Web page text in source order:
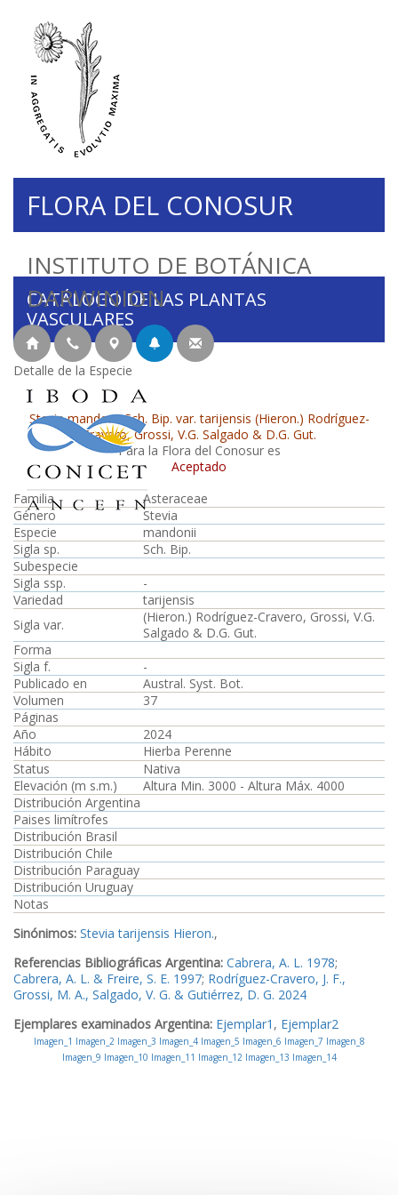
INSTITUTO DE BOTÁNICA
DARWINION
FLORA DEL CONOSUR
CATÁLOGO DE LAS PLANTAS
VASCULARES
Detalle de la Especie
Stevia mandonii Sch. Bip. var. tarijensis (Hieron.) Rodríguez-
Cravero, Grossi, V.G. Salgado & D.G. Gut.
Para la Flora del Conosur es
Aceptado
Familia
Asteraceae
Género
Stevia
Especie
mandonii
Sigla sp.
Sch. Bip.
Subespecie
Sigla ssp.
-
Variedad
tarijensis
Sigla var.
(Hieron.) Rodríguez-Cravero, Grossi, V.G.
Salgado & D.G. Gut.
Forma
Sigla f.
-
Publicado en
Austral. Syst. Bot.
Volumen
37
Páginas
Año
2024
Hábito
Hierba Perenne
Status
Nativa
Elevación (m s.m.)
Altura Min. 3000 - Altura Máx. 4000
Distribución Argentina
Paises limítrofes
Distribución Brasil
Distribución Chile
Distribución Paraguay
Distribución Uruguay
Notas
Sinónimos: Stevia tarijensis Hieron.,
Referencias Bibliográficas Argentina: Cabrera, A. L. 1978;
Cabrera, A. L. & Freire, S. E. 1997; Rodríguez-Cravero, J. F.,
Grossi, M. A., Salgado, V. G. & Gutiérrez, D. G. 2024
Ejemplares examinados Argentina: Ejemplar1 , Ejemplar2
Imagen_1 Imagen_2Imagen_3 Imagen_4Imagen_5 Imagen_6 Imagen_7 Imagen_8
Imagen_9 Imagen_10 Imagen_11 Imagen_12Imagen_13 Imagen_14